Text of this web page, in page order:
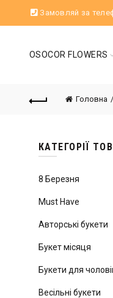
Замовляй за
OSOCOR FLOWERS
Головна
КАТЕГОРІЇ
8 Березня
Must Have
Авторські букети
Букет місяця
Букети для
Весільні букети